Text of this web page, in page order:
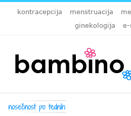
kontracepcija menstruacija
ginekologija